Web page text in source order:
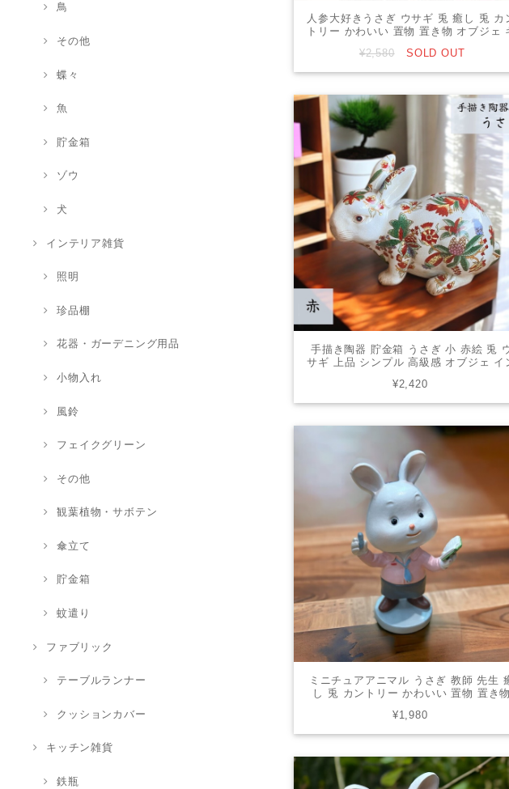
鳥
その他
蝶々
魚
貯金箱
ゾウ
犬
インテリア雑貨
照明
珍品棚
花器・ガーデニング用品
小物入れ
風鈴
フェイクグリーン
その他
観葉植物・サボテン
傘立て
貯金箱
蚊遣り
ファブリック
テーブルランナー
クッションカバー
キッチン雑貨
鉄瓶
人参大好きうさぎ ウサギ 兎 癒し 兎 カ
トリー かわいい 置物 置き物 オブジェ
Sanpoti-2503
¥2,580 SOLD OUT
手描き陶器 貯金箱 うさぎ 小 赤絵 兎
サギ 上品 シンプル 高級感 オブジェ イ
¥2,420
ミニチュアアニマル うさぎ 教師 先生
し 兎 カントリー かわいい 置物 置き物
¥1,980